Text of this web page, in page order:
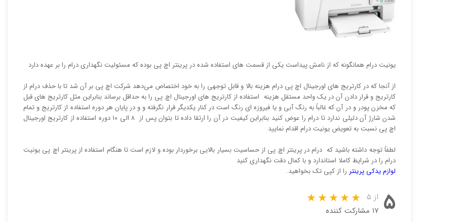
یونیت درام همانگونه که از نامش پیداست یکی از قسمت های استفاده شده در پرینتر اچ پی بوده که مسئولیت نگهداری درام را بر عهده دارد
از آنجا که در کارتریج های اورجینال اچ پی درام هزینه بالا و قابل توجهی را به خود اختصاص می‌دهد شرکت اچ پی بر آن شد تا با حذف درام از
کارتریج و قرار دادن آن در یک واحد مستقل هزینه استفاده از کارتریج های اورجینال اچ پی را به حداقل برساند بنابراین مثل کارتریج های قبل
که مخزن پودر و در آن که غالباً به رنگ آبی و یا فیروزه ای رنگ است در کنار یکدیگر قرار نگرفته و و در پایان هر دوره استفاده از کارتریج و تمام
شدن شارژ آن دلیلی ندارد تا درام را عوض کنید بنابراین کیفیت در آن را ارتقا داده تا بتوان پس از ۸ الی ۱۰ دوره استفاده از کارتریج اورجینال
اچ پی نسبت به تعویض یونیت درام اقدام نمایید
لطفاً توجه داشته باشید که درام در پرینتر اچ پی از حساسیت بسیار بالایی برخوردار بوده و لازم است تا هنگام استفاده از پرینتر اچ پی یونیت
درام را در شرایط کاملا استاندارد و با کمال دقت نگهداری کنید
لوازم یدکی پرینتر را از کپی تک بخواهید.
۵ از ۵
۱۷ مشارکت کننده